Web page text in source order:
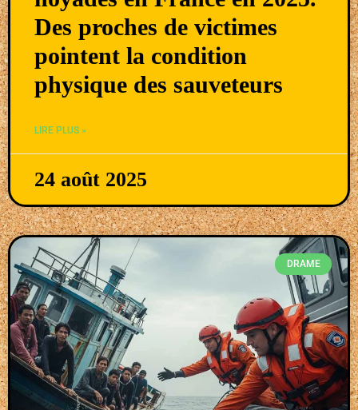
Des proches de victimes
pointent la condition
physique des sauveteurs
LIRE PLUS »
24 août 2025
DRAME